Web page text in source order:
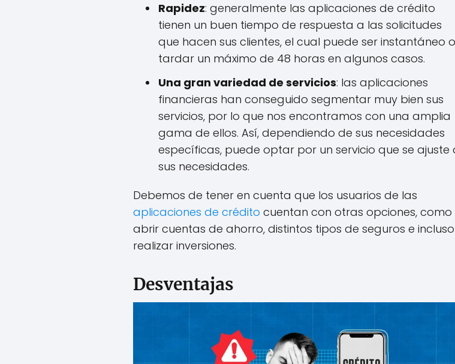
Rapidez: generalmente las aplicaciones de crédito
tienen un buen tiempo de respuesta a las solicitudes
que hacen sus clientes, el cual puede ser instantáneo o
tardar un máximo de 48 horas en algunos casos.
Una gran variedad de servicios: las aplicaciones
financieras han conseguido segmentar muy bien sus
servicios, por lo que nos encontramos con una amplia
gama de ellos. Así, dependiendo de sus necesidades
específicas, puede optar por un servicio que se ajuste
sus necesidades.
Debemos de tener en cuenta que los usuarios de las
aplicaciones de crédito cuentan con otras opciones, como
abrir cuentas de ahorro, distintos tipos de seguros e incluso
realizar inversiones.
Desventajas